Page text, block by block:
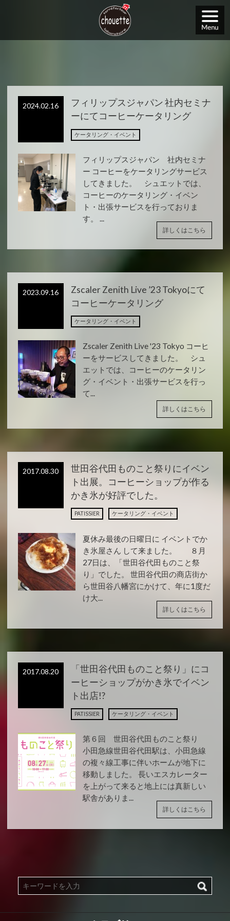
2024.02.16
フィリップスジャパン 社内セミナ
ーにてコーヒーケータリング
ケータリング・イベント
フィリップスジャパン 社内セミナ
ー コーヒーをケータリングサービス
してきました。 シュエットでは、
コーヒーのケータリング・イベン
ト・出張サービスを行っておりま
す。 ...
詳しくはこちら
2023.09.16
Zscaler Zenith Live ’23 Tokyoにて
コーヒーケータリング
ケータリング・イベント
Zscaler Zenith Live '23 Tokyo コーヒ
ーをサービスしてきました。 シュ
エットでは、コーヒーのケータリン
グ・イベント・出張サービスを行っ
て...
詳しくはこちら
2017.08.30
世田谷代田ものこと祭りにイベン
ト出展。コーヒーショップが作る
かき氷が好評でした。
PATISSIER ケータリング・イベント
夏休み最後の日曜日に イベントでか
き氷屋さん して来ました。 ８月
27日は、「世田谷代田ものこと祭
り」でした。 世田谷代田の商店街か
ら世田谷八幡宮にかけて、年に1度だ
け大...
詳しくはこちら
2017.08.20
「世田谷代田ものこと祭り」にコ
ーヒーショップがかき氷でイベン
ト出店!?
PATISSIER ケータリング・イベント
第６回 世田谷代田ものこと祭り
小田急線世田谷代田駅は、小田急線
の複々線工事に伴いホームが地下に
移動しました。 長いエスカレーター
を上がって来ると地上には真新しい
駅舎がありま...
詳しくはこちら